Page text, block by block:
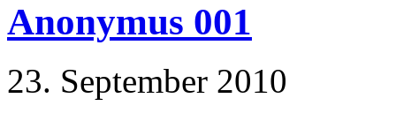
Anonymus 001
23. September 2010